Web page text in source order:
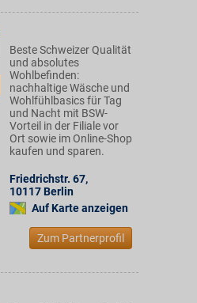
Beste Schweizer Qualität
und absolutes
Wohlbefinden:
nachhaltige Wäsche und
Wohlfühlbasics für Tag
und Nacht mit BSW-
Vorteil in der Filiale vor
Ort sowie im Online-Shop
kaufen und sparen.
Friedrichstr. 67,
10117 Berlin
Auf Karte anzeigen
Zum Partnerprofil